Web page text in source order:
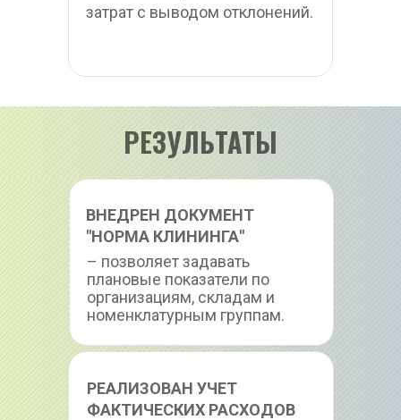
затрат с выводом отклонений.
РЕЗУЛЬТАТЫ
– позволяет задавать
плановые показатели по
организациям, складам и
номенклатурным группам.
ВНЕДРЕН ДОКУМЕНТ
"НОРМА КЛИНИНГА"
РЕАЛИЗОВАН УЧЕТ
ФАКТИЧЕСКИХ РАСХОДОВ